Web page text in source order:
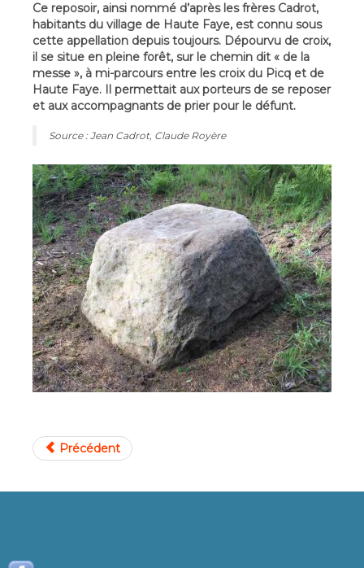
Ce reposoir, ainsi nommé d’après les frères Cadrot,
habitants du village de Haute Faye, est connu sous
cette appellation depuis toujours. Dépourvu de croix,
il se situe en pleine forêt, sur le chemin dit « de la
messe », à mi-parcours entre les croix du Picq et de
Haute Faye. Il permettait aux porteurs de se reposer
et aux accompagnants de prier pour le défunt.
Source : Jean Cadrot, Claude Royère
Précédent